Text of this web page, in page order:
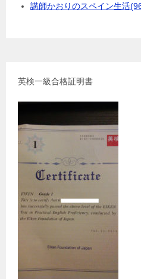
講師かおりのスペイン生活
英検一級合格証明書